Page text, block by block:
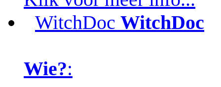
WitchDoc WitchDoc
Wie?: